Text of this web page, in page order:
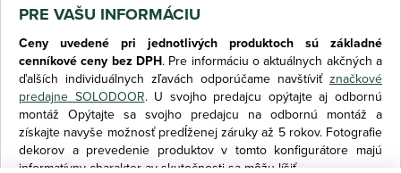
PRE VAŠU INFORMÁCIU
Ceny uvedené pri jednotlivých produktoch sú základné
cenníkové ceny bez DPH. Pre informáciu o aktuálnych akčných a
ďalších individuálnych zľavách odporúčame navštíviť značkové
predajne SOLODOOR. U svojho predajcu opýtajte aj odbornú
montáž Opýtajte sa svojho predajcu na odbornú montáž a
získajte navyše možnosť predĺženej záruky až 5 rokov. Fotografie
dekorov a prevedenie produktov v tomto konfigurátore majú
informatívny charakter av skutočnosti sa môžu líšiť.